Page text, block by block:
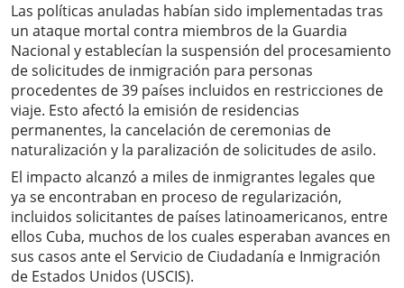
Las políticas anuladas habían sido implementadas tras
un ataque mortal contra miembros de la Guardia
Nacional y establecían la suspensión del procesamiento
de solicitudes de inmigración para personas
procedentes de 39 países incluidos en restricciones de
viaje. Esto afectó la emisión de residencias
permanentes, la cancelación de ceremonias de
naturalización y la paralización de solicitudes de asilo.
El impacto alcanzó a miles de inmigrantes legales que
ya se encontraban en proceso de regularización,
incluidos solicitantes de países latinoamericanos, entre
ellos Cuba, muchos de los cuales esperaban avances en
sus casos ante el Servicio de Ciudadanía e Inmigración
de Estados Unidos (USCIS).